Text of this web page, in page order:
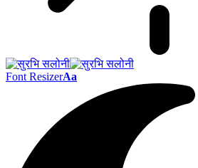
Font ResizerAa